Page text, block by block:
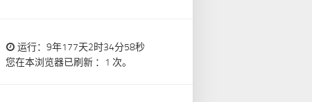
运行：9年177天2时34分59秒
您在本浏览器已刷新 ：1 次。